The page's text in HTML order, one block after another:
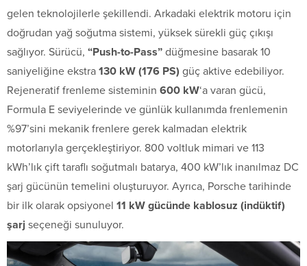
gelen teknolojilerle şekillendi. Arkadaki elektrik motoru için
doğrudan yağ soğutma sistemi, yüksek sürekli güç çıkışı
sağlıyor. Sürücü, “Push-to-Pass” düğmesine basarak 10
saniyeliğine ekstra 130 kW (176 PS) güç aktive edebiliyor.
Rejeneratif frenleme sisteminin 600 kW‘a varan gücü,
Formula E seviyelerinde ve günlük kullanımda frenlemenin
%97’sini mekanik frenlere gerek kalmadan elektrik
motorlarıyla gerçekleştiriyor. 800 voltluk mimari ve 113
kWh’lık çift taraflı soğutmalı batarya, 400 kW’lık inanılmaz DC
şarj gücünün temelini oluşturuyor. Ayrıca, Porsche tarihinde
bir ilk olarak opsiyonel 11 kW gücünde kablosuz (indüktif)
şarj seçeneği sunuluyor.